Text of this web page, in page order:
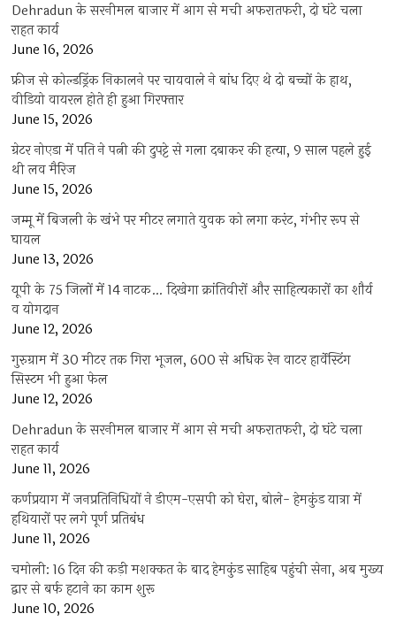
Dehradun के सरनीमल बाजार में आग से मची अफरातफरी, दो घंटे चला
राहत कार्य
June 16, 2026
फ्रीज से कोल्डड्रिंक निकालने पर चायवाले ने बांध दिए थे दो बच्चों के हाथ,
वीडियो वायरल होते ही हुआ गिरफ्तार
June 15, 2026
ग्रेटर नोएडा में पति ने पत्नी की दुपट्टे से गला दबाकर की हत्या, 9 साल पहले हुई
थी लव मैरिज
June 15, 2026
जम्मू में बिजली के खंभे पर मीटर लगाते युवक को लगा करंट, गंभीर रूप से
घायल
June 13, 2026
यूपी के 75 जिलों में 14 नाटक… दिखेगा क्रांतिवीरों और साहित्यकारों का शौर्य
व योगदान
June 12, 2026
गुरुग्राम में 30 मीटर तक गिरा भूजल, 600 से अधिक रेन वाटर हार्वेस्टिंग
सिस्टम भी हुआ फेल
June 12, 2026
Dehradun के सरनीमल बाजार में आग से मची अफरातफरी, दो घंटे चला
राहत कार्य
June 11, 2026
कर्णप्रयाग में जनप्रतिनिधियों ने डीएम-एसपी को घेरा, बोले- हेमकुंड यात्रा में
हथियारों पर लगे पूर्ण प्रतिबंध
June 11, 2026
चमोली: 16 दिन की कड़ी मशक्कत के बाद हेमकुंड साहिब पहुंची सेना, अब मुख्य
द्वार से बर्फ हटाने का काम शुरू
June 10, 2026